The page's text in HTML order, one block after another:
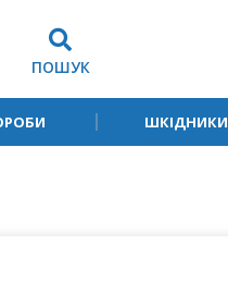
ПОШУК
ШКІДНИКИ